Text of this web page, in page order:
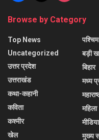
Browse by Category
Top News
Uncategorized
उत्तर प्रदेश
उत्तराखंड
कथा-कहानी
कविता
कश्मीर
खेल
बड़ी
बिहार
मध्य
महिला
मीडिया
मुख्य